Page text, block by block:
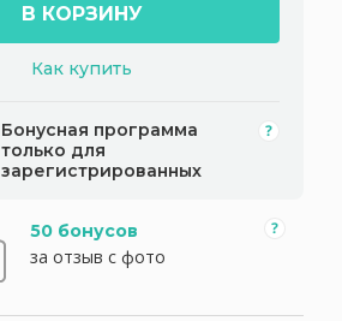
В КОРЗИНУ
Как купить
Бонусная программа
только для
зарегистрированных
50 бонусов
за отзыв с фото